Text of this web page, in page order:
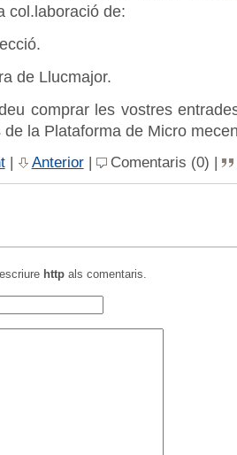
col.laboració de:
de Llucmajor.
comprar les vostres
de la Plataforma de Micro
| Anterior| Comentaris (0) |
httpals comentaris.